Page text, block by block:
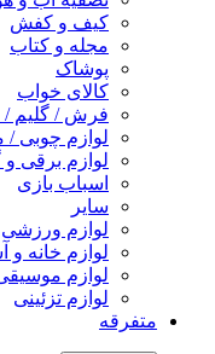
کیف و کفش
مجله و کتاب
پوشاک
کالای خواب
فرش / گلیم /
لوازم چوبی /
لوازم برقی
اسباب بازی
سایر
لوازم ورزشی
لوازم خانه و
لوازم
لوازم تزئینی
متفرقه